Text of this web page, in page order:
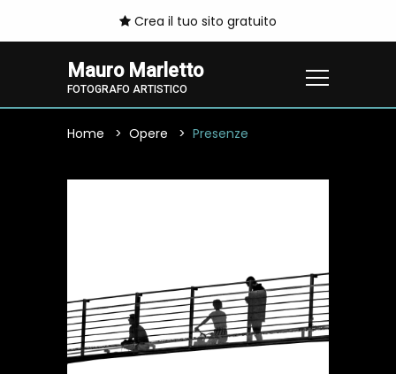
Crea il tuo sito gratuito
Mauro Marletto
FOTOGRAFO ARTISTICO
Home Opere Presenze